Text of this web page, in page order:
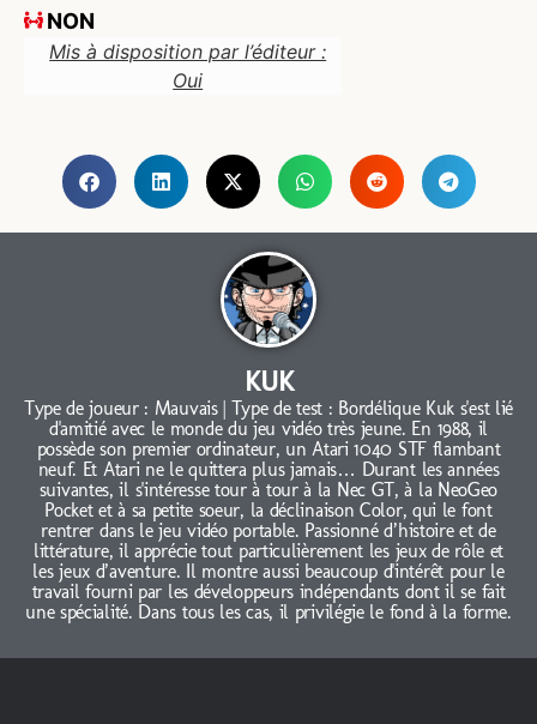
NON
Mis à disposition par l’éditeur :
Oui
KUK
Type de joueur : Mauvais | Type de test : Bordélique Kuk s'est lié
d'amitié avec le monde du jeu vidéo très jeune. En 1988, il
possède son premier ordinateur, un Atari 1040 STF flambant
neuf. Et Atari ne le quittera plus jamais… Durant les années
suivantes, il s'intéresse tour à tour à la Nec GT, à la NeoGeo
Pocket et à sa petite soeur, la déclinaison Color, qui le font
rentrer dans le jeu vidéo portable. Passionné d’histoire et de
littérature, il apprécie tout particulièrement les jeux de rôle et
les jeux d’aventure. Il montre aussi beaucoup d'intérêt pour le
travail fourni par les développeurs indépendants dont il se fait
une spécialité. Dans tous les cas, il privilégie le fond à la forme.